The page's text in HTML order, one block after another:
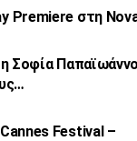
Premiere στη
Σοφία
Festival –